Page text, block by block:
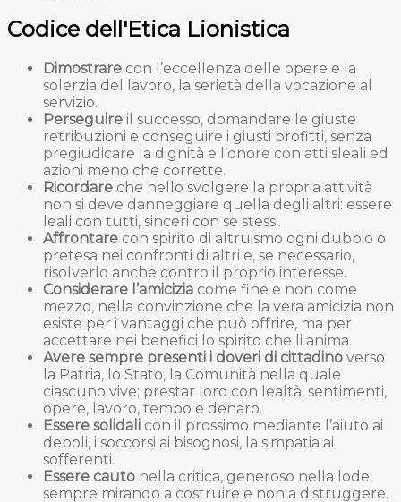
Codice dell'Etica Lionistica
Dimostrare con l’eccellenza delle opere e la
solerzia del lavoro, la serietà della vocazione al
servizio.
Perseguire il successo, domandare le giuste
retribuzioni e conseguire i giusti profitti, senza
pregiudicare la dignità e l’onore con atti sleali ed
azioni meno che corrette.
Ricordare che nello svolgere la propria attività
non si deve danneggiare quella degli altri: essere
leali con tutti, sinceri con se stessi.
Affrontare con spirito di altruismo ogni dubbio o
pretesa nei confronti di altri e, se necessario,
risolverlo anche contro il proprio interesse.
Considerare l’amicizia come fine e non come
mezzo, nella convinzione che la vera amicizia non
esiste per i vantaggi che può offrire, ma per
accettare nei benefici lo spirito che li anima.
Avere sempre presenti i doveri di cittadino verso
la Patria, lo Stato, la Comunità nella quale
ciascuno vive; prestar loro con lealtà, sentimenti,
opere, lavoro, tempo e denaro.
Essere solidali con il prossimo mediante l’aiuto ai
deboli, i soccorsi ai bisognosi, la simpatia ai
sofferenti.
Essere cauto nella critica, generoso nella lode,
sempre mirando a costruire e non a distruggere.